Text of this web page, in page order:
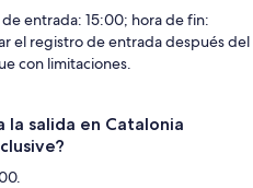
entrada: 15:00; hora de fin:
el registro de entrada después del
con limitaciones.
la salida en Catalonia